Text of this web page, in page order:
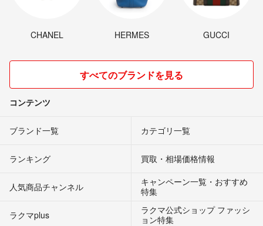
CHANEL HERMES GUCCI
すべてのブランドを見る
コンテンツ
ブランド一覧 カテゴリ一覧
ランキング 買取・相場価格情報
人気商品チャンネル
キャンペーン一覧・おすすめ
特集
ラクマplus
ラクマ公式ショップ ファッシ
ョン特集